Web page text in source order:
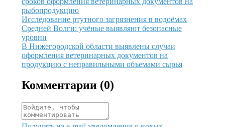
рыбопродукцию
Иллюстрация новости
Исследование ртутного загрязнения в водоёмах
Средней Волги: учёные выявляют безопасные
уровни
Иллюстрация новости
В Нижегородской области выявлены случаи
оформления ветеринарных документов на
продукцию с неправильными объемами сырья
Комментарии (0)